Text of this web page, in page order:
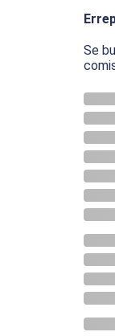
Se